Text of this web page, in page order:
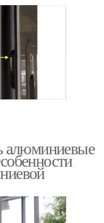
алюминиевые